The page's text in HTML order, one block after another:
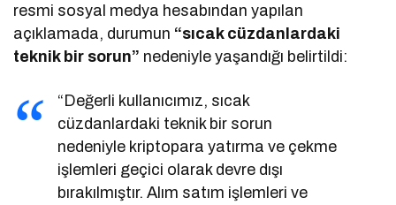
resmi sosyal medya hesabından yapılan
açıklamada, durumun “sıcak cüzdanlardaki
teknik bir sorun” nedeniyle yaşandığı belirtildi:
“Değerli kullanıcımız, sıcak
cüzdanlardaki teknik bir sorun
nedeniyle kriptopara yatırma ve çekme
işlemleri geçici olarak devre dışı
bırakılmıştır. Alım satım işlemleri ve